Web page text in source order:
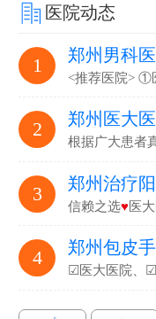
医院动态
1 郑州男科
<推荐医院>
2 郑州医大
根据广大患者
3 郑州治疗
信赖之选♥医
4 郑州包皮
☑医大医院、